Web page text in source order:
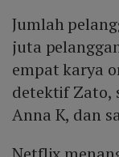
Jumlah
juta
empat karya
detektif Zato,
Anna K, dan